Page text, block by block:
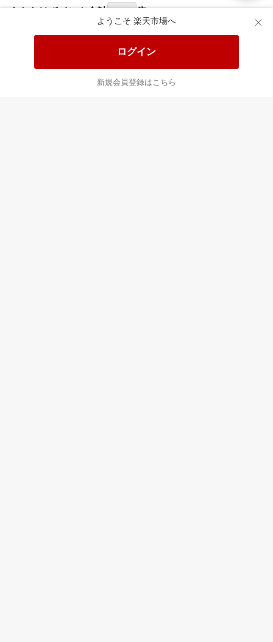
ようこそ 楽天市場へ
ログイン
新規会員登録はこちら
あなたはポイント 合計 倍